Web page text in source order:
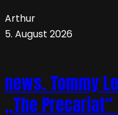
Arthur
5. August 2026
news. Tommy
„The